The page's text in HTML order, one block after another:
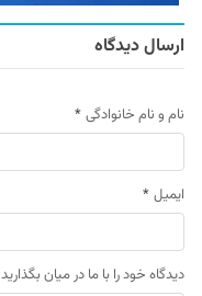
ارسال دیدگاه
نام و نام خانوادگی *
ایمیل *
دیدگاه خود را با ما در میان بگذارید